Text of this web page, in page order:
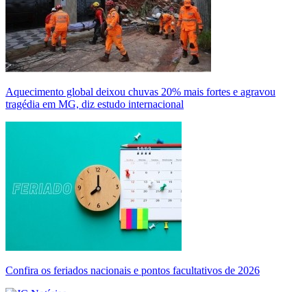
Aquecimento global deixou chuvas 20% mais fortes e agravou
tragédia em MG, diz estudo internacional
Confira os feriados nacionais e pontos facultativos de 2026